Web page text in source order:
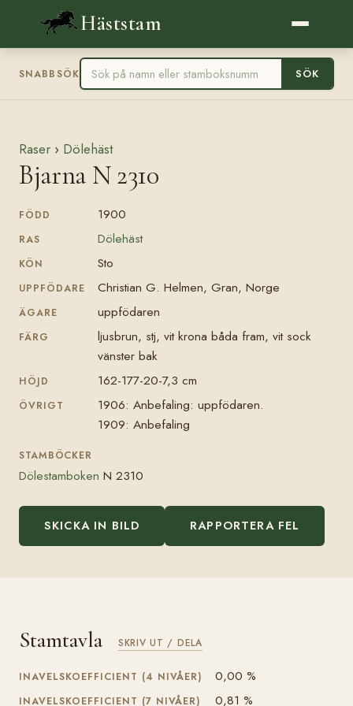
Häststam
SNABBSÖK SÖK
Raser › Dölehäst
Bjarna N 2310
FÖDD 1900
RAS Dölehäst
KÖN Sto
UPPFÖDARE Christian G. Helmen, Gran, Norge
ÄGARE uppfödaren
FÄRG
ljusbrun, stj, vit krona båda fram, vit sock
vänster bak
HÖJD 162-177-20-7,3 cm
ÖVRIGT
1906: Anbefaling: uppfödaren.
1909: Anbefaling
STAMBÖCKER
Dölestamboken N 2310
SKICKA IN BILD RAPPORTERA FEL
Stamtavla SKRIV UT / DELA
INAVELSKOEFFICIENT (4 NIVÅER) 0,00 %
INAVELSKOEFFICIENT (7 NIVÅER) 0,81 %